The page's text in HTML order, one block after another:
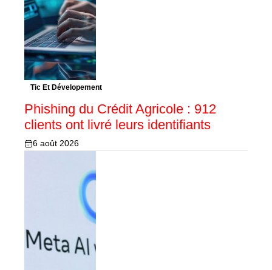
Tic Et Dévelopement
Phishing du Crédit Agricole : 912
clients ont livré leurs identifiants
6 août 2026